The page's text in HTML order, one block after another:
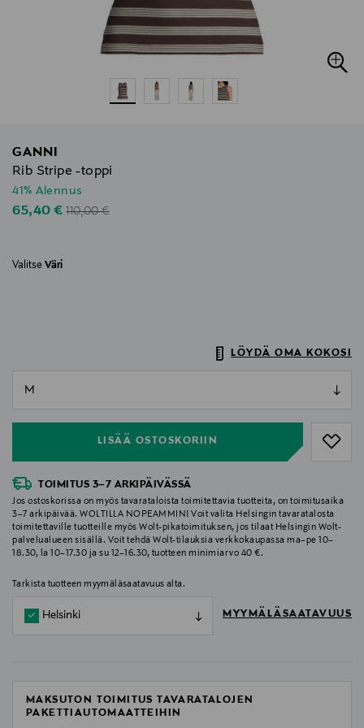
GANNI
Rib Stripe -toppi
41% Alennus
Discounted Price
65,40 €Original Price
110,00 €
Valitse Väri
LÖYDÄ OMA KOKOSI
LISÄÄ OSTOSKORIIN
TOIMITUS 3–7 ARKIPÄIVÄSSÄ
Jos ostoskorissa on myös tavarataloista toimitettavia tuotteita, on toimitusaika
3–7 arkipäivää. WOLTILLA NOPEAMMIN! Voit valita Helsingin tavaratalosta
toimitettaville tuotteille myös Wolt-pikatoimituksen, jos tilaat Helsingin Wolt-
palvelualueen sisällä. Voit tehdä Wolt-tilauksia verkkokaupassa ma–pe 10–
18.30, la 10–17.30 ja su 12–16.30, tuotteen minimiarvo 40 €.
Tarkista tuotteen myymäläsaatavuus alta.
Helsinki MYYMÄLÄSAATAVUUS
MAKSUTON TOIMITUS TAVARATALOJEN
PAKETTIAUTOMAATTEIHIN